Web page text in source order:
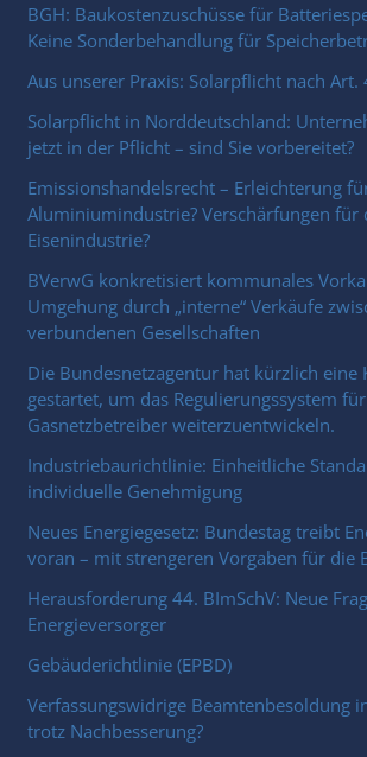
BGH: Baukostenzuschüsse für
Keine Sonderbehandlung für
Aus unserer Praxis: Solarpflicht nach Art.
Solarpflicht in Norddeutschland:
jetzt in der Pflicht – sind Sie vorbereitet?
Emissionshandelsrecht – Erleichterung
Aluminiumindustrie? Verschärfungen für
Eisenindustrie?
BVerwG konkretisiert kommunales
Umgehung durch „interne“ Verkäufe
verbundenen Gesellschaften
Die Bundesnetzagentur hat kürzlich eine
gestartet, um das Regulierungssystem
Gasnetzbetreiber weiterzuentwickeln.
Industriebaurichtlinie: Einheitliche
individuelle Genehmigung
Neues Energiegesetz: Bundestag treibt
voran – mit strengeren Vorgaben für die
Herausforderung 44. BImSchV: Neue
Energieversorger
Gebäuderichtlinie (EPBD)
Verfassungswidrige Beamtenbesoldung
trotz Nachbesserung?